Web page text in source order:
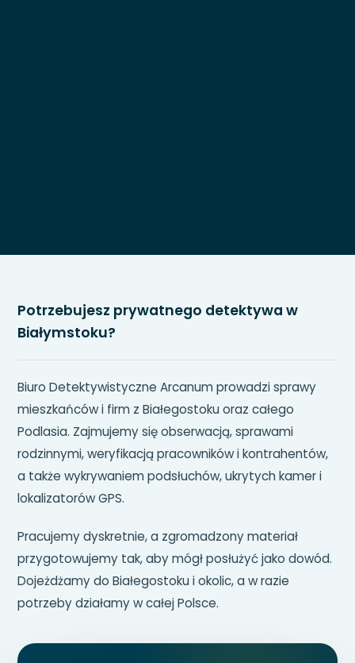
Potrzebujesz prywatnego detektywa w
Białymstoku?
Biuro Detektywistyczne Arcanum prowadzi sprawy
mieszkańców i firm z Białegostoku oraz całego
Podlasia. Zajmujemy się obserwacją, sprawami
rodzinnymi, weryfikacją pracowników i kontrahentów,
a także wykrywaniem podsłuchów, ukrytych kamer i
lokalizatorów GPS.
Pracujemy dyskretnie, a zgromadzony materiał
przygotowujemy tak, aby mógł posłużyć jako dowód.
Dojeżdżamy do Białegostoku i okolic, a w razie
potrzeby działamy w całej Polsce.